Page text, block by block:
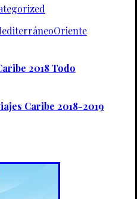
Oriente
2018 Todo
Caribe 2018-2019